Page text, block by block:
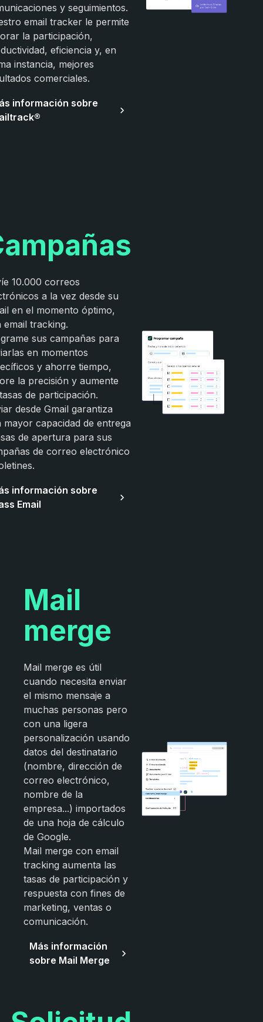
y seguimientos.
email tracker le permite
la participación,
eficiencia y, en
instancia, mejores
comerciales.
información sobre
10.000 correos
a la vez desde su
en el momento óptimo,
email tracking.
sus campañas para
en momentos
y ahorre tiempo,
la precisión y aumente
de participación.
desde Gmail garantiza
mayor capacidad de entrega
de apertura para sus
de correo electrónico
información sobre
Email
Mail
merge
Mail merge es útil
cuando necesita enviar
el mismo mensaje a
muchas personas pero
con una ligera
personalización usando
datos del destinatario
(nombre, dirección de
correo electrónico,
nombre de la
empresa...) importados
de una hoja de cálculo
de Google.
Mail merge con email
tracking aumenta las
tasas de participación y
respuesta con fines de
marketing, ventas o
comunicación.
Más información
sobre Mail Merge